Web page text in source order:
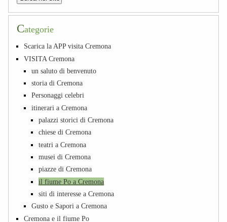
Categorie
Scarica la APP visita Cremona
VISITA Cremona
un saluto di benvenuto
storia di Cremona
Personaggi celebri
itinerari a Cremona
palazzi storici di Cremona
chiese di Cremona
teatri a Cremona
musei di Cremona
piazze di Cremona
il fiume Po a Cremona
siti di interesse a Cremona
Gusto e Sapori a Cremona
Cremona e il fiume Po